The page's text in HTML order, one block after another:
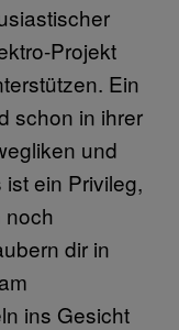
Projekt
Ein
schon in ihrer
und
ein Privileg,
noch
dir in
ins Gesicht